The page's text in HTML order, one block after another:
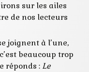
sur les ailes
de nos lecteurs
joignent à l’une,
beaucoup trop
réponds : Le